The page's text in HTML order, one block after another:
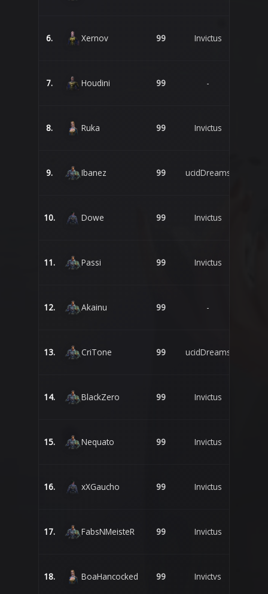
6. Xernov 99 Invictus
7. Houdini 99 -
8. Ruka 99 Invictus
9. Ibanez 99 ucidDreams
10. Dowe 99 Invictus
11. Passi 99 Invictus
12. Akainu 99 -
13. CriTone 99 ucidDreams
14. BlackZero 99 Invictus
15. Nequato 99 Invictus
16. xXGaucho 99 Invictus
17. FabsNMeisteR 99 Invictus
18. BoaHancocked 99 Invictvs